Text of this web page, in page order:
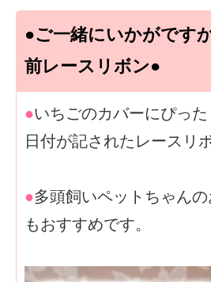
●ご一緒にいかがです
前レースリボン●
●いちごのカバーにぴっ
日付が記されたレースリ
●多頭飼いペットちゃん
もおすすめです。